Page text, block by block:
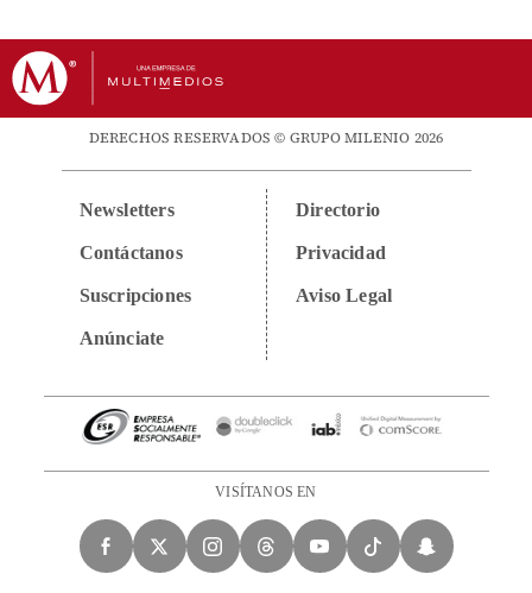
DERECHOS RESERVADOS © GRUPO MILENIO 2026
Newsletters
Contáctanos
Suscripciones
Anúnciate
Directorio
Privacidad
Aviso Legal
VISÍTANOS EN